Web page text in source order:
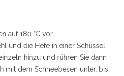
auf 180 °C vor.
und die Hefe in einer Schüssel.
hinzu und rühren Sie dann
mit dem Schneebesen unter, bis